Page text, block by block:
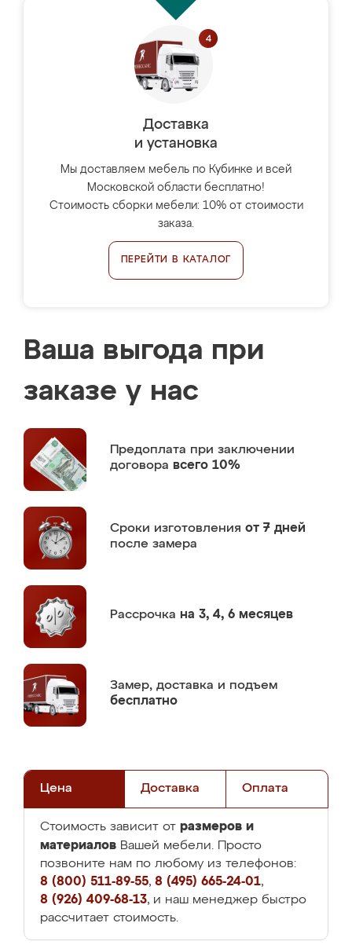
Доставка
и установка
Мы доставляем мебель по Кубинке и всей
Московской области бесплатно!
Стоимость сборки мебели: 10% от стоимости
заказа.
ПЕРЕЙТИ В КАТАЛОГ
Ваша выгода при
заказе у нас
Предоплата при заключении
договора всего 10%
Сроки изготовления от 7 дней
после замера
Рассрочка на 3, 4, 6 месяцев
Замер, доставка и подъем
бесплатно
Цена Доставка Оплата
Стоимость зависит от размеров и
материалов Вашей мебели. Просто
позвоните нам по любому из телефонов:
8 (800) 511-89-55, 8 (495) 665-24-01,
8 (926) 409-68-13, и наш менеджер быстро
рассчитает стоимость.